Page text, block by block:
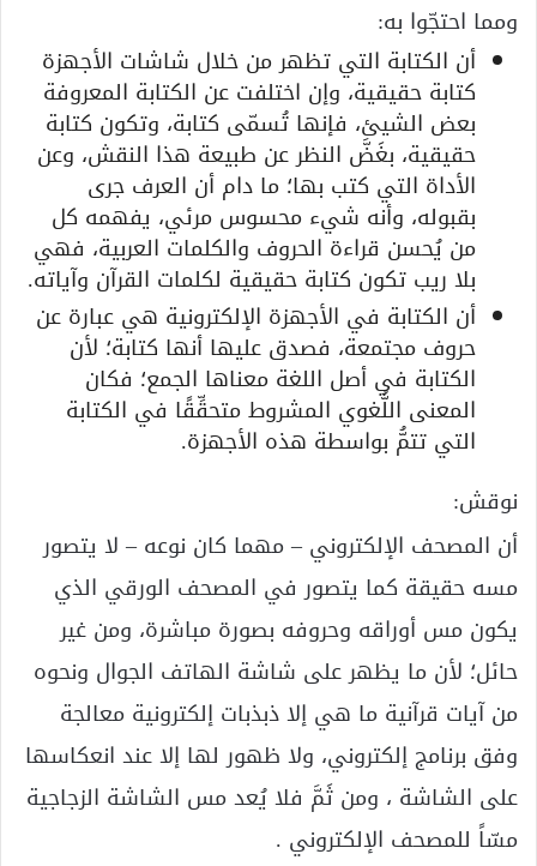
ومما احتجّوا به:
أن الكتابة التي تظهر من خلال شاشات الأجهزة
كتابة حقيقية، وإن اختلفت عن الكتابة المعروفة
بعض الشيئ، فإنها تُسمّى كتابة، وتكون كتابة
حقيقية، بغَضَّ النظر عن طبيعة هذا النقش، وعن
الأداة التي كتب بها؛ ما دام أن العرف جرى
بقبوله، وأنه شيء محسوس مرئي، يفهمه كل
من يُحسن قراءة الحروف والكلمات العربية، فهي
بلا ريب تكون كتابة حقيقية لكلمات القرآن وآياته.
أن الكتابة في الأجهزة الإلكترونية هي عبارة عن
حروف مجتمعة، فصدق عليها أنها كتابة؛ لأن
الكتابة في أصل اللغة معناها الجمع؛ فكان
المعنى اللُّغوي المشروط متحقِّقًا في الكتابة
التي تتمُّ بواسطة هذه الأجهزة.
نوقش:
أن المصحف الإلكتروني – مهما كان نوعه – لا يتصور
مسه حقيقة كما يتصور في المصحف الورقي الذي
يكون مس أوراقه وحروفه بصورة مباشرة، ومن غير
حائل؛ لأن ما يظهر على شاشة الهاتف الجوال ونحوه
من آيات قرآنية ما هي إلا ذبذبات إلكترونية معالجة
وفق برنامج إلكتروني، ولا ظهور لها إلا عند انعكاسها
على الشاشة ، ومن ثَمَّ فلا يُعد مس الشاشة الزجاجية
مسّاً للمصحف الإلكتروني .